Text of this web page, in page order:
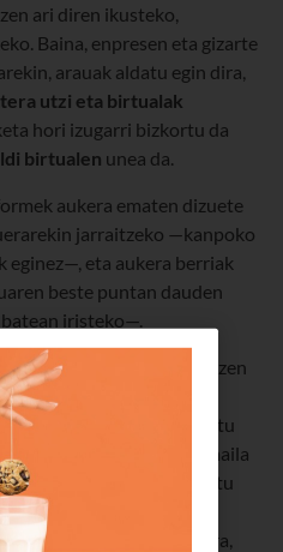
ari diren ikusteko,
Baina, enpresen eta gizarte
arauak aldatu egin dira,
utzi eta birtualak
hori izugarri bizkortu da
birtualen unea da.
aukera ematen dizuete
jarraitzeko —kanpoko
eginez—, eta aukera berriak
beste puntan dauden
iristeko—.
bat da, hain zuzen
berean pertsona ugari
daudela ere
; tokiz aldatu
espazio fisiko bat maila
kokapen aldetik egokitu
parte-hartzaile
malgua da, eta, gainera,